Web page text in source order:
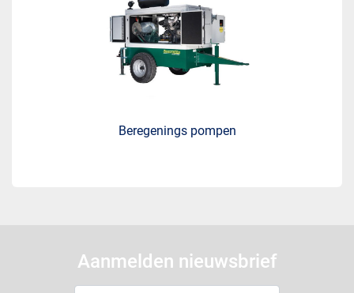
Beregenings pompen
Aanmelden nieuwsbrief